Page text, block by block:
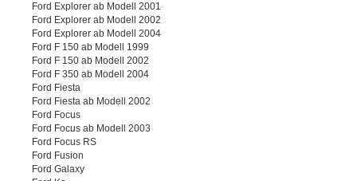
Ford Explorer ab Modell 2001
Ford Explorer ab Modell 2002
Ford Explorer ab Modell 2004
Ford F 150 ab Modell 1999
Ford F 150 ab Modell 2002
Ford F 350 ab Modell 2004
Ford Fiesta
Ford Fiesta ab Modell 2002
Ford Focus
Ford Focus ab Modell 2003
Ford Focus RS
Ford Fusion
Ford Galaxy